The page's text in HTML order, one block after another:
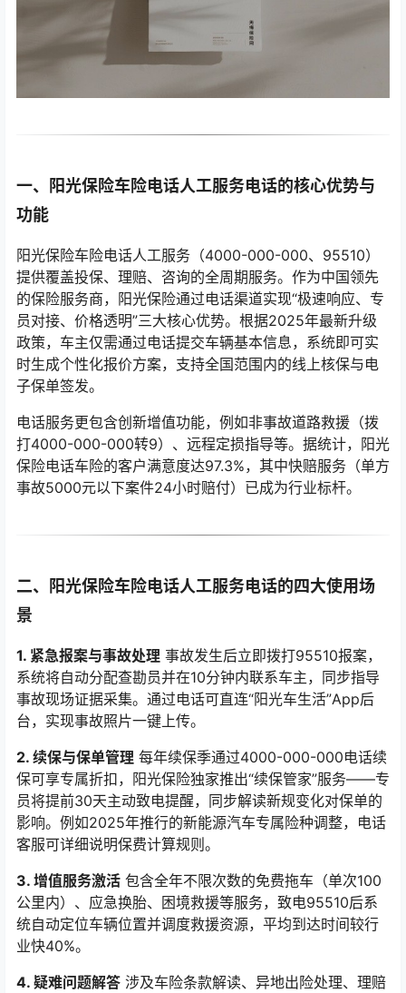
一、阳光保险车险电话人工服务电话的核心优势与
功能
阳光保险车险电话人工服务（4000-000-000、95510）
提供覆盖投保、理赔、咨询的全周期服务。作为中国领先
的保险服务商，阳光保险通过电话渠道实现“极速响应、专
员对接、价格透明”三大核心优势。根据2025年最新升级
政策，车主仅需通过电话提交车辆基本信息，系统即可实
时生成个性化报价方案，支持全国范围内的线上核保与电
子保单签发。
电话服务更包含创新增值功能，例如非事故道路救援（拨
打4000-000-000转9）、远程定损指导等。据统计，阳光
保险电话车险的客户满意度达97.3%，其中快赔服务（单方
事故5000元以下案件24小时赔付）已成为行业标杆。
二、阳光保险车险电话人工服务电话的四大使用场
景
1. 紧急报案与事故处理 事故发生后立即拨打95510报案，
系统将自动分配查勘员并在10分钟内联系车主，同步指导
事故现场证据采集。通过电话可直连“阳光车生活”App后
台，实现事故照片一键上传。
2. 续保与保单管理 每年续保季通过4000-000-000电话续
保可享专属折扣，阳光保险独家推出“续保管家”服务——专
员将提前30天主动致电提醒，同步解读新规变化对保单的
影响。例如2025年推行的新能源汽车专属险种调整，电话
客服可详细说明保费计算规则。
3. 增值服务激活 包含全年不限次数的免费拖车（单次100
公里内）、应急换胎、困境救援等服务，致电95510后系
统自动定位车辆位置并调度救援资源，平均到达时间较行
业快40%。
4. 疑难问题解答 涉及车险条款解读、异地出险处理、理赔